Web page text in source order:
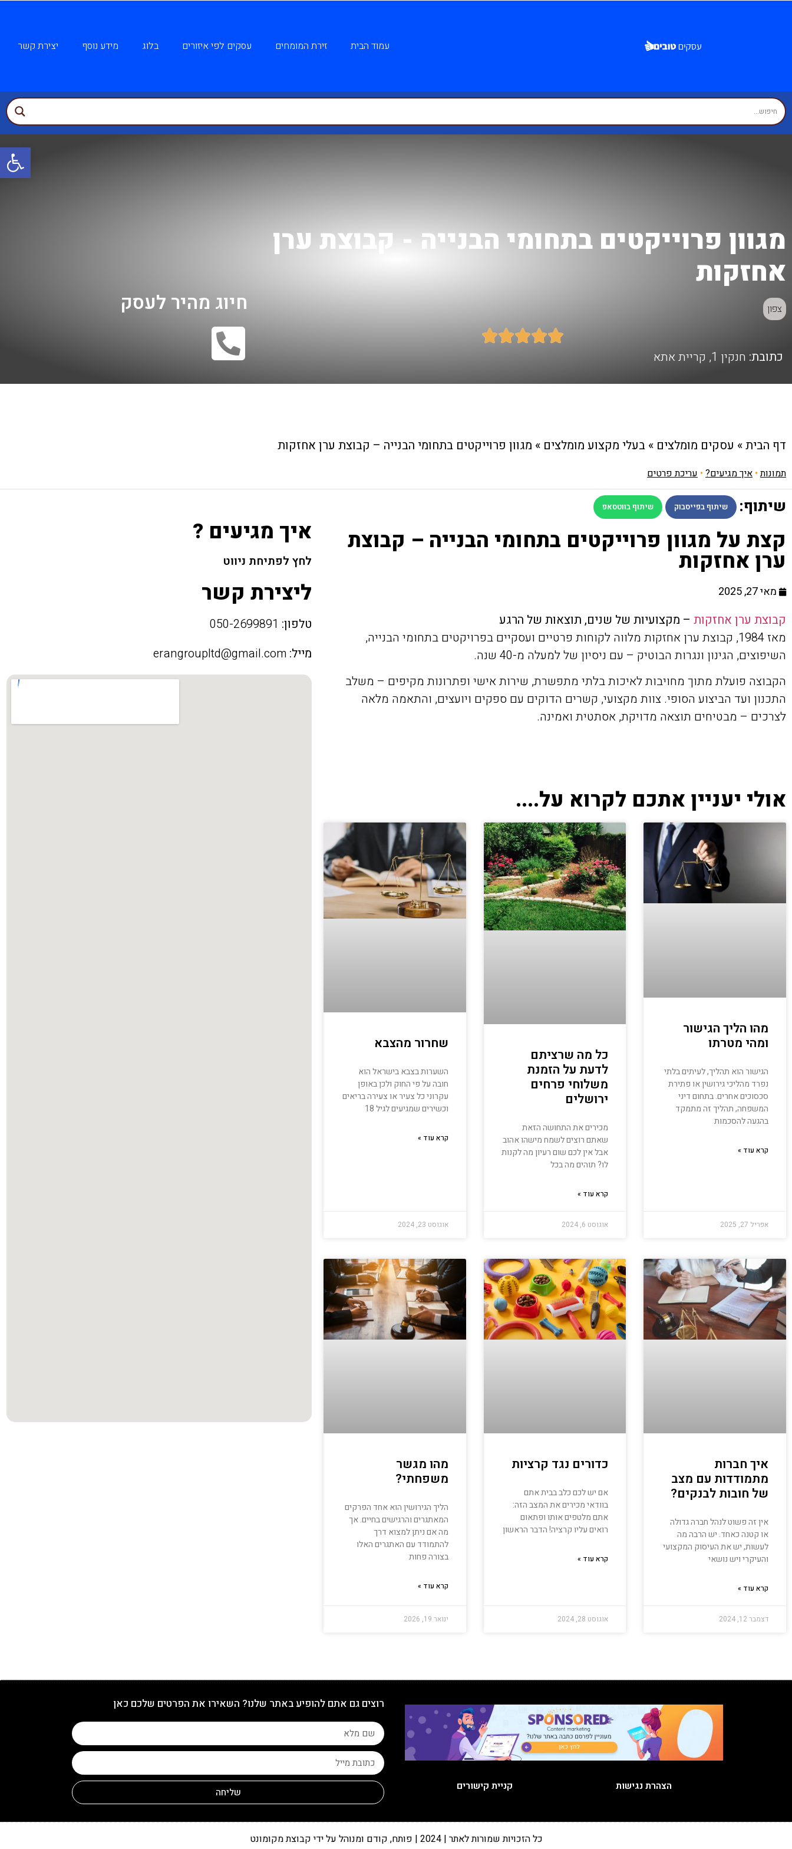
עמוד הבית זירת המומחים עסקים לפי איזורים בלוג מידע נוסף יצירת קשר
מגוון פרוייקטים בתחומי הבנייה - קבוצת ערן
אחזקות
צפון





כתובת: חנקין 1, קריית אתא
חיוג מהיר לעסק
דף הבית» עסקים מומלצים » בעלי מקצוע מומלצים » מגוון פרוייקטים בתחומי הבנייה – קבוצת ערן אחזקות
תמונות• איך מגיעים? • עריכת פרטים
שיתוף: שיתוף בפייסבוק שיתוף בווטסאפ
קצת על מגוון פרוייקטים בתחומי הבנייה – קבוצת
ערן אחזקות
מאי 27, 2025
קבוצת ערן אחזקות – מקצועיות של שנים, תוצאות של הרגע
מאז 1984, קבוצת ערן אחזקות מלווה לקוחות פרטיים ועסקיים בפרויקטים בתחומי הבנייה,
השיפוצים, הגינון ונגרות הבוטיק – עם ניסיון של למעלה מ-40 שנה.
הקבוצה פועלת מתוך מחויבות לאיכות בלתי מתפשרת, שירות אישי ופתרונות מקיפים – משלב
התכנון ועד הביצוע הסופי. צוות מקצועי, קשרים הדוקים עם ספקים ויועצים, והתאמה מלאה
לצרכים – מבטיחים תוצאה מדויקת, אסתטית ואמינה.
אולי יעניין אתכם לקרוא על....
מהו הליך הגישור
ומהי מטרתו
הגישור הוא תהליך, לעיתים בלתי
נפרד מהליכי גירושין או פתירת
סכסוכים אחרים. בתחום דיני
המשפחה, תהליך זה מתמקד
בהגעה להסכמות
קרא עוד »
אפריל 27, 2025
כל מה שרציתם
לדעת על הזמנת
משלוחי פרחים
ירושלים
מכירים את התחושה הזאת
שאתם רוצים לשמח מישהו אהוב
אבל אין לכם שום רעיון מה לקנות
לו? תוהים מה בכל
קרא עוד »
אוגוסט 6, 2024
שחרור מהצבא
השערות בצבא בישראל הוא
חובה על פי החוק ולכן באופן
עקרוני כל צעיר או צעירה בריאים
וכשירים שמגיעים לגיל 18
קרא עוד »
אוגוסט 23, 2024
איך חברות
מתמודדות עם מצב
של חובות לבנקים?
אין זה פשוט לנהל חברה גדולה
או קטנה כאחד. יש הרבה מה
לעשות, יש את העיסוק המקצועי
והעיקרי ויש נושאי
קרא עוד »
דצמבר 12, 2024
כדורים נגד קרציות
אם יש לכם כלב בבית אתם
בוודאי מכירים את המצב הזה:
אתם מלטפים אותו ופתאום
רואים עליו קרציה! הדבר הראשון
קרא עוד »
אוגוסט 28, 2024
מהו מגשר
משפחתי?
הליך הגירושין הוא אחד הפרקים
המאתגרים והרגישים בחיים. אך
מה אם ניתן למצוא דרך
להתמודד עם האתגרים האלו
בצורה פחות
קרא עוד »
ינואר 19, 2026
איך מגיעים ?
לחץ לפתיחת ניווט
ליצירת קשר
טלפון:
מייל: erangroupltd@gmail.com
הצהרת נגישות קניית קישורים
רוצים גם אתם להופיע באתר שלנו? השאירו את הפרטים שלכם כאן
שליחה
כל הזכויות שמורות לאתר | 2024 | פותח, קודם ומנוהל על ידי קבוצת מקומונט